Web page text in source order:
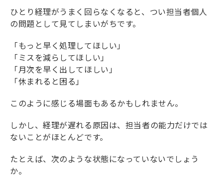
ひとり経理がうまく回らなくなると、つい担当者個人
の問題として見てしまいがちです。
「もっと早く処理してほしい」
「ミスを減らしてほしい」
「月次を早く出してほしい」
「休まれると困る」
このように感じる場面もあるかもしれません。
しかし、経理が遅れる原因は、担当者の能力だけでは
ないことがほとんどです。
たとえば、次のような状態になっていないでしょう
か。